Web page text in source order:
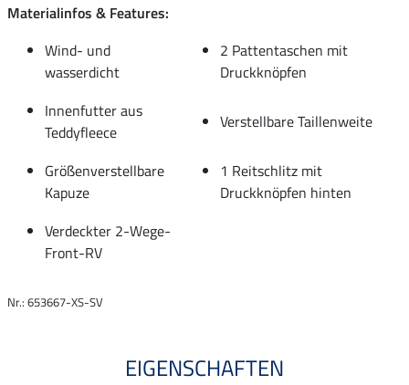
Materialinfos & Features:
Wind- und
wasserdicht
2 Pattentaschen mit
Druckknöpfen
Innenfutter aus
Teddyfleece
Verstellbare Taillenweite
Größenverstellbare
Kapuze
1 Reitschlitz mit
Druckknöpfen hinten
Verdeckter 2-Wege-
Front-RV
Nr.: 653667-XS-SV
EIGENSCHAFTEN